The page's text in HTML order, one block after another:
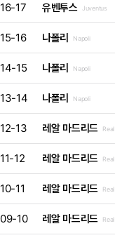
16-17 유벤투스 Juventus
15-16 나폴리 Napoli
14-15 나폴리 Napoli
13-14 나폴리 Napoli
12-13 레알 마드리드
11-12 레알 마드리드
10-11 레알 마드리드
09-10 레알 마드리드